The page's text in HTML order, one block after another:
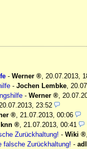
- Werner , 20.07.2013,
- Jochen Lembke,
- Werner ,
23:52
, 21.07.2013, 00:06
knn , 21.07.2013, 00:41
Zurückhaltung! - Wiki
falsche Zurückhaltung! -